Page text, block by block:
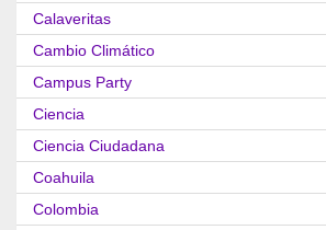
Calaveritas
Cambio Climático
Campus Party
Ciencia
Ciencia Ciudadana
Coahuila
Colombia